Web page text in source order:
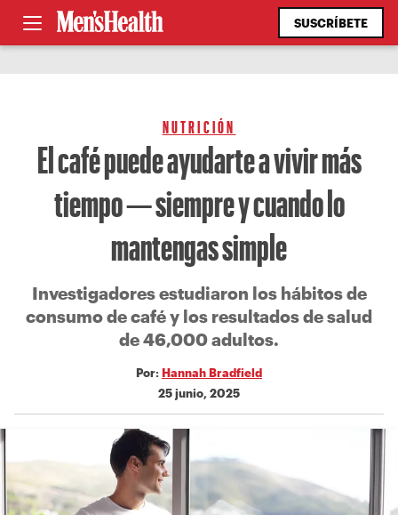
SUSCRÍBETE
NUTRICIÓN
El café puede ayudarte a vivir más
tiempo — siempre y cuando lo
mantengas simple
Investigadores estudiaron los hábitos de
consumo de café y los resultados de salud
de 46,000 adultos.
Por: Hannah Bradfield
25 junio, 2025